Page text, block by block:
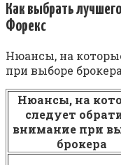
Как выбрать
Форекс
Нюансы, на
при выборе
Нюансы, на
следует
внимание при
брокера